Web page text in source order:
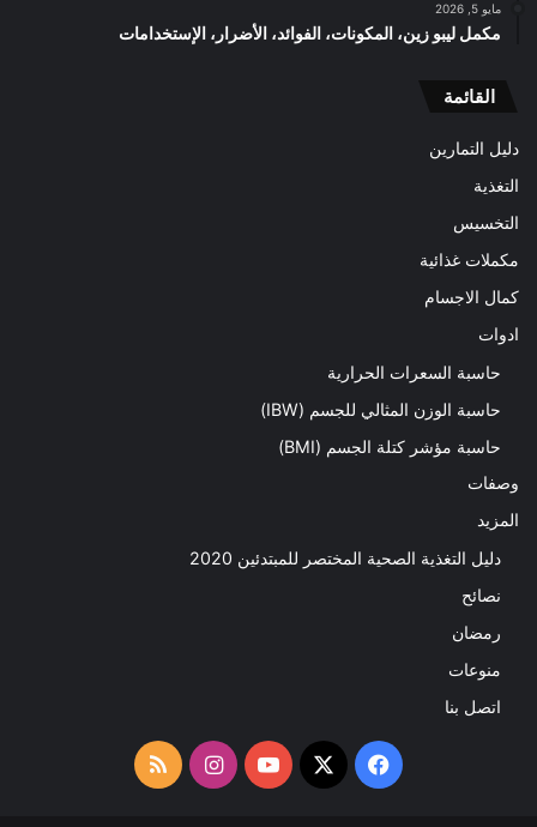
مايو 5, 2026
مكمل ليبو زين، المكونات، الفوائد، الأضرار، الإستخدامات
القائمة
دليل التمارين
التغذية
التخسيس
مكملات غذائية
كمال الاجسام
ادوات
حاسبة السعرات الحرارية
حاسبة الوزن المثالي للجسم (IBW)
حاسبة مؤشر كتلة الجسم (BMI)
وصفات
المزيد
دليل التغذية الصحية المختصر للمبتدئين 2020​
نصائح
رمضان
منوعات
اتصل بنا
فيسبوك
‫X
‫YouTubeانستقرامملخص